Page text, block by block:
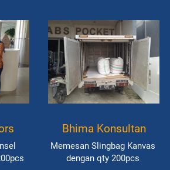
Bhima Konsultan
Memesan Slingbag Kanvas
dengan qty 200pcs